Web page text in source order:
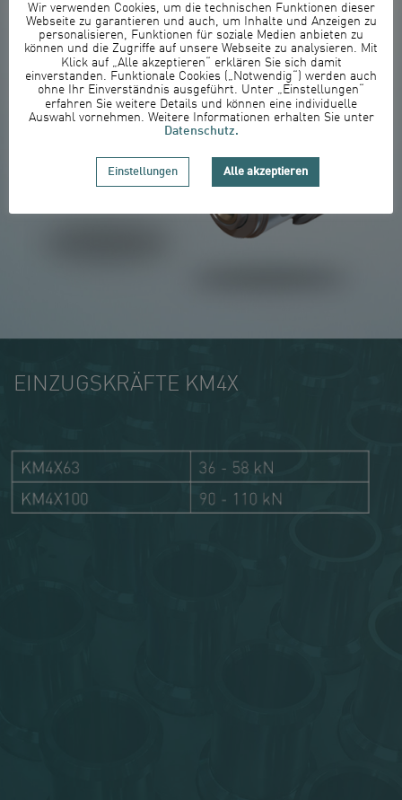
EINZUGSKRÄFTE KM4X
Wir verwenden Cookies, um die technischen Funktionen dieser
Webseite zu garantieren und auch, um Inhalte und Anzeigen zu
personalisieren, Funktionen für soziale Medien anbieten zu
können und die Zugriffe auf unsere Webseite zu analysieren. Mit
Klick auf „Alle akzeptieren“ erklären Sie sich damit
einverstanden. Funktionale Cookies („Notwendig“) werden auch
ohne Ihr Einverständnis ausgeführt. Unter „Einstellungen“
erfahren Sie weitere Details und können eine individuelle
Auswahl vornehmen. Weitere Informationen erhalten Sie unter
Datenschutz.
Einstellungen Alle akzeptieren